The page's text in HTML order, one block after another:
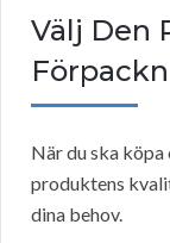
Välj Den
När du ska
produktens
dina behov.